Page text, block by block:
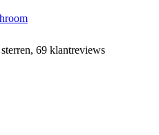
69 klantreviews